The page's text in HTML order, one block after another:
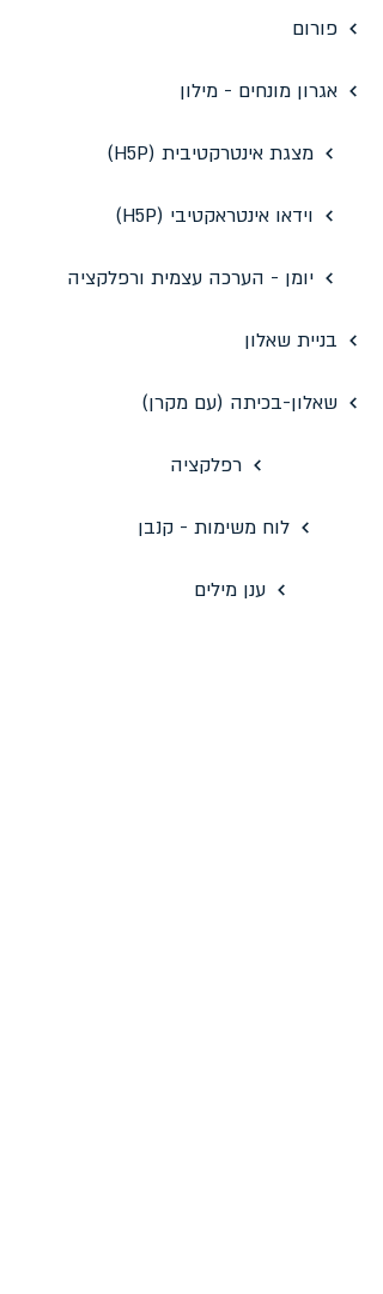
פורום
אגרון מונחים - מילון
מצגת אינטרקטיבית (H5P)
וידאו אינטראקטיבי (H5P)
יומן - הערכה עצמית ורפלקציה
בניית שאלון
שאלון-בכיתה (עם מקרן)
רפלקציה
לוח משימות - קנבן
ענן מילים